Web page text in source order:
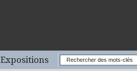
Expositions